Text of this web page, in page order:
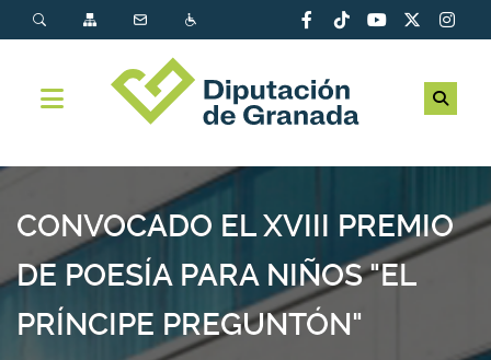
CONVOCADO EL XVIII PREMIO
DE POESÍA PARA NIÑOS "EL
PRÍNCIPE PREGUNTÓN"